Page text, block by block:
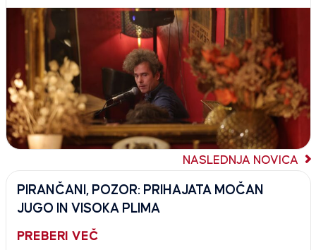
NASLEDNJA NOVICA
PIRANČANI, POZOR: PRIHAJATA MOČAN
JUGO IN VISOKA PLIMA
PREBERI VEČ